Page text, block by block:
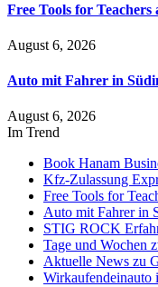
Free Tools for
August 6, 2026
Auto mit Fahrer in
August 6, 2026
Im Trend
Book Hanam
Kfz-Zulassung
Free Tools for
Auto mit Fahrer in
STIG ROCK
Tage und Wochen
Aktuelle News zu
Wirkaufendeinauto